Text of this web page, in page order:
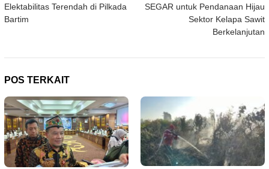
Elektabilitas Terendah di Pilkada
Bartim
SEGAR untuk Pendanaan Hijau
Sektor Kelapa Sawit
Berkelanjutan
POS TERKAIT